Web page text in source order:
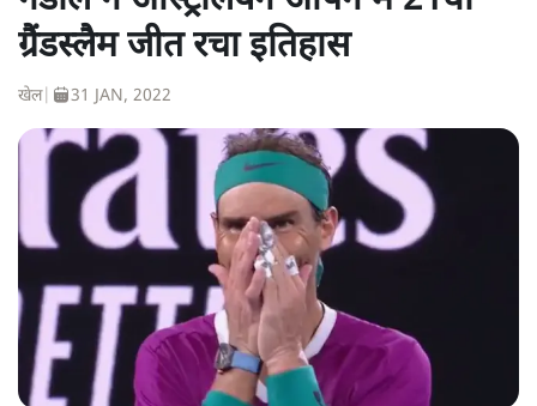
ग्रैंडस्लैम जीत रचा इतिहास
खेल| 31 JAN, 2022